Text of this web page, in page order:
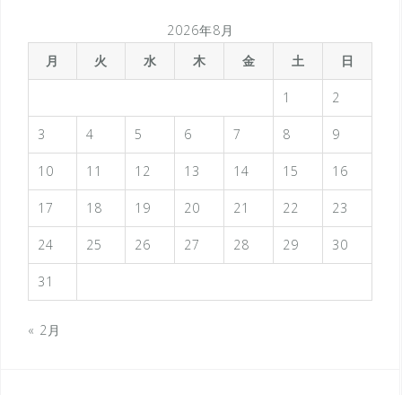
2026年8月
月
火 水 木 金 土 日
1 2
3 4 5 6 7 8 9
10 11 12 13 14 15 16
17 18 19 20 21 22 23
24 25 26 27 28 29 30
31
« 2月